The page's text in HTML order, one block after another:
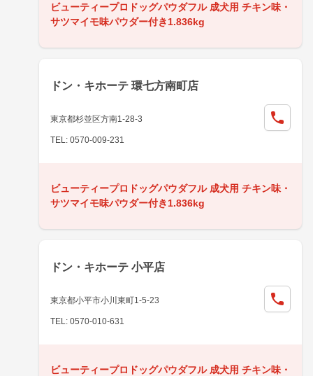
ビューティープロドッグパウダフル 成犬用 チキン味・
サツマイモ味パウダー付き1.836kg
ドン・キホーテ 環七方南町店
東京都杉並区方南1-28-3
TEL: 0570-009-231
ビューティープロドッグパウダフル 成犬用 チキン味・
サツマイモ味パウダー付き1.836kg
ドン・キホーテ 小平店
東京都小平市小川東町1-5-23
TEL: 0570-010-631
ビューティープロドッグパウダフル 成犬用 チキン味・